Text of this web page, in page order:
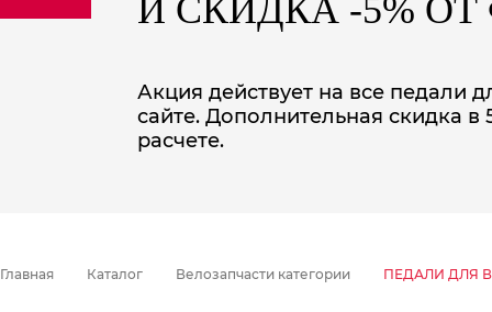
sale
И СКИДКА -5%
Акция действует на все педали
сайте. Дополнительная скидка
расчете.
Главная Каталог Велозапчасти категории ПЕДАЛИ ДЛЯ